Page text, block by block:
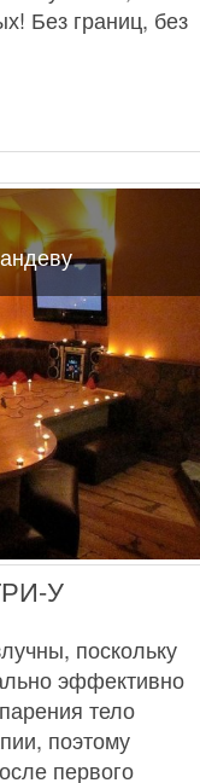
Без границ, без
У
поскольку
эффективно
тело
поэтому
первого